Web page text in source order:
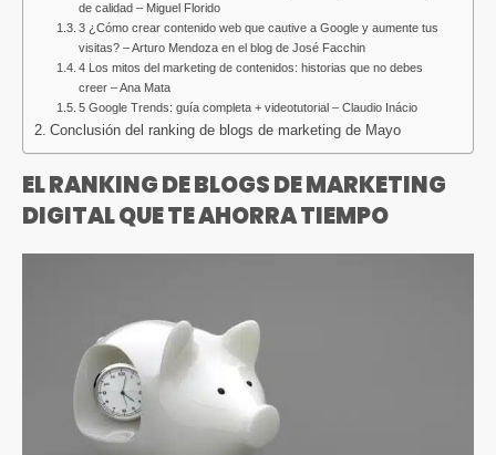
de calidad – Miguel Florido
3 ¿Cómo crear contenido web que cautive a Google y aumente tus
visitas? – Arturo Mendoza en el blog de José Facchin
4 Los mitos del marketing de contenidos: historias que no debes
creer – Ana Mata
5 Google Trends: guía completa + videotutorial – Claudio Inácio
Conclusión del ranking de blogs de marketing de Mayo
EL RANKING DE BLOGS DE MARKETING
DIGITAL QUE TE AHORRA TIEMPO